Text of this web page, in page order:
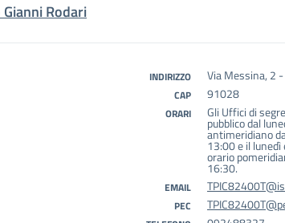
Gianni Rodari
INDIRIZZO Via Messina, 2
CAP 91028
ORARI Gli Uffici di
pubblico dal
antimeridiano
13:00 e il lunedì
orario
16:30.
EMAIL
PEC